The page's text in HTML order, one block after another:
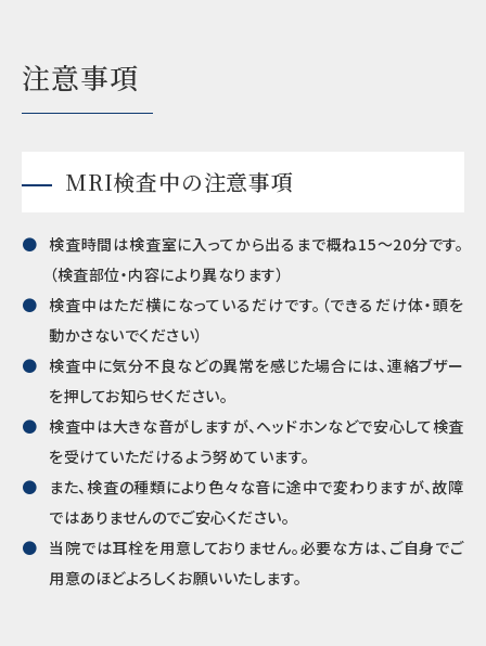
注意事項
MRI検査中の注意事項
検査時間は検査室に入ってから出るまで概ね15～20分です。
（検査部位・内容により異なります）
検査中はただ横になっているだけです。（できるだけ体・頭を
動かさないでください）
検査中に気分不良などの異常を感じた場合には、連絡ブザー
を押してお知らせください。
検査中は大きな音がしますが、ヘッドホンなどで安心して検査
を受けていただけるよう努めています。
また、検査の種類により色々な音に途中で変わりますが、故障
ではありませんのでご安心ください。
当院では耳栓を用意しておりません。必要な方は、ご自身でご
用意のほどよろしくお願いいたします。